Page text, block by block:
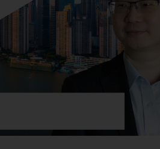
bestimmter
Gerichtsbarkeiten gemäß
Richtlinien zur
Vorschriften und
Bezug auf Organismen für
Anlagen in Wertpapieren
(Richtlinie 2009/65/EG ) und
über die Verwalter
Investmentfonds (Richtlinie
sowie die entsprechenden